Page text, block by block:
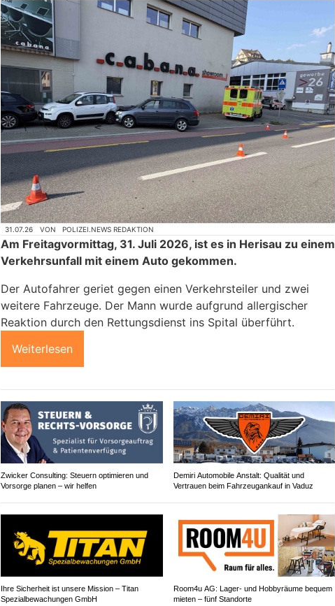
31.07.26 VON POLIZEI.NEWS REDAKTION
Am Freitagvormittag, 31. Juli 2026, ist es in Herisau zu einem
Verkehrsunfall mit einem Auto gekommen.
Der Autofahrer geriet gegen einen Verkehrsteiler und zwei
weitere Fahrzeuge. Der Mann wurde aufgrund allergischer
Reaktion durch den Rettungsdienst ins Spital überführt.
Weiterlesen
Zwicker Consulting: Steuern optimieren und
Vorsorge planen – wir helfen
Demiri Automobile Anstalt: Qualität und
Vertrauen beim Fahrzeugankauf in Vaduz
Ihre Sicherheit ist unsere Mission – Titan
Spezialbewachungen GmbH
Room4u AG: Lager- und Hobbyräume bequem
mieten – fünf Standorte